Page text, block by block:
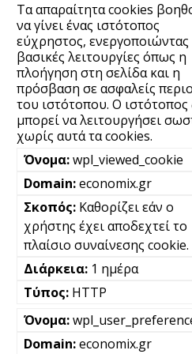
Τα απαραίτητα cookies
να γίνει ένας ιστότοπος
εύχρηστος, ενεργοποιώντας
βασικές λειτουργίες όπως η
πλοήγηση στη σελίδα και η
πρόσβαση σε ασφαλείς
του ιστότοπου. Ο ιστότοπος
μπορεί να λειτουργήσει
χωρίς αυτά τα cookies.
wpl_viewed_cookie
economix.gr
Καθορίζει εάν ο
χρήστης έχει αποδεχτεί το
πλαίσιο συναίνεσης cookie.
1 ημέρα
HTTP
economix.gr